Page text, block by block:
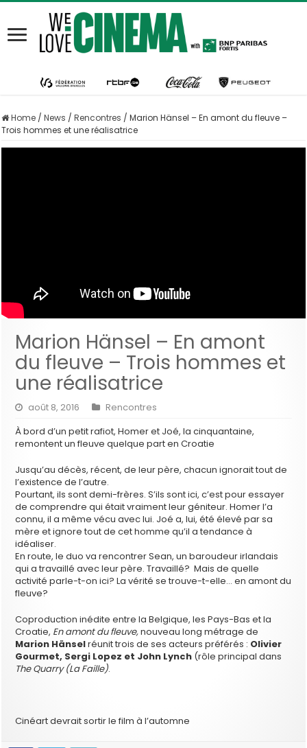
Home / News / Rencontres / Marion Hänsel – En amont du fleuve –
Trois hommes et une réalisatrice
Marion Hänsel – En amont
du fleuve – Trois hommes et
une réalisatrice
août 8, 2016
Rencontres
À bord d’un petit rafiot, Homer et Joé, la cinquantaine,
remontent un fleuve quelque part en Croatie
Jusqu’au décès, récent, de leur père, chacun ignorait tout de
l’existence de l’autre.
Pourtant, ils sont demi-frères. S’ils sont ici, c’est pour essayer
de comprendre qui était vraiment leur géniteur. Homer l’a
connu, il a même vécu avec lui. Joé a, lui, été élevé par sa
mère et ignore tout de cet homme qu’il a tendance à
idéaliser.
En route, le duo va rencontrer Sean, un baroudeur irlandais
qui a travaillé avec leur père. Travaillé? Mais de quelle
activité parle-t-on ici? La vérité se trouve-t-elle… en amont du
fleuve?
Coproduction inédite entre la Belgique, les Pays-Bas et la
Croatie, En amont du fleuve,nouveau long métrage de
Marion Hänselréunit trois de ses acteurs préférés : Olivier
Gourmet, Sergi Lopez et John Lynch (rôle principal dans
The Quarry (La Faille).
Cinéart devrait sortir le film à l’automne